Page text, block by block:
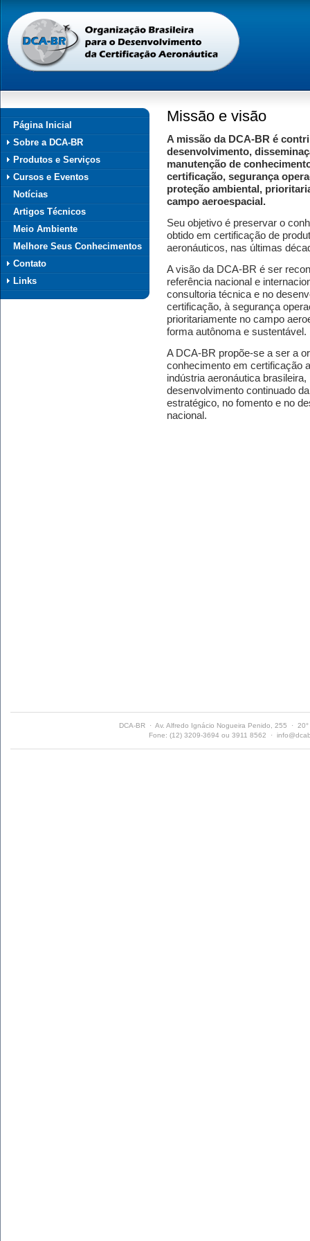
Página Inicial
Sobre a DCA-BR
Produtos e Serviços
Cursos e Eventos
Notícias
Artigos Técnicos
Meio Ambiente
Melhore Seus Conhecimentos
Contato
Links
Missão e visão
A missão da DCA-BR é
desenvolvimento,
manutenção de
certificação, segurança
proteção ambiental,
campo aeroespacial.
Seu objetivo é preservar o
obtido em certificação de
aeronáuticos, nas últimas
A visão da DCA-BR é ser
referência nacional e
consultoria técnica e no
certificação, à segurança
prioritariamente no campo
forma autônoma e sustentável.
A DCA-BR propõe-se a ser a
conhecimento em certificação
indústria aeronáutica
desenvolvimento continuado
estratégico, no fomento e no
nacional.
DCA-BR · Av. Alfredo Ignácio Nogueira Penido, 255 ·
Fone: (12) 3209-3694 ou 3911 8562 ·